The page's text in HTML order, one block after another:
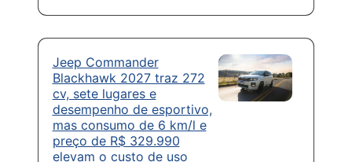
Jeep Commander
Blackhawk 2027 traz 272
cv, sete lugares e
desempenho de esportivo,
mas consumo de 6 km/l e
preço de R$ 329.990
elevam o custo de uso